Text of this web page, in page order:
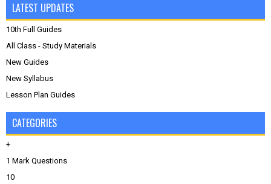
LATEST UPDATES
10th Full Guides
All Class - Study Materials
New Guides
New Syllabus
Lesson Plan Guides
CATEGORIES
+
1 Mark Questions
10